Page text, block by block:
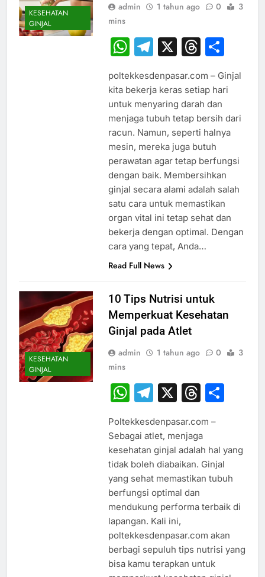
KESEHATAN
GINJAL
admin 1 tahun ago 0
3
mins
WhatsApp
Telegram
X
poltekkesdenpasar.com – Ginjal
kita bekerja keras setiap hari
untuk menyaring darah dan
menjaga tubuh tetap bersih dari
racun. Namun, seperti halnya
mesin, mereka juga butuh
perawatan agar tetap berfungsi
dengan baik. Membersihkan
ginjal secara alami adalah salah
satu cara untuk memastikan
organ vital ini tetap sehat dan
bekerja dengan optimal. Dengan
cara yang tepat, Anda…
Read Full News
KESEHATAN
GINJAL
10 Tips Nutrisi untuk
Memperkuat Kesehatan
Ginjal pada Atlet
admin 1 tahun ago 0
3
mins
WhatsApp
Telegram
X
Poltekkesdenpasar.com –
Sebagai atlet, menjaga
kesehatan ginjal adalah hal yang
tidak boleh diabaikan. Ginjal
yang sehat memastikan tubuh
berfungsi optimal dan
mendukung performa terbaik di
lapangan. Kali ini,
poltekkesdenpasar.com akan
berbagi sepuluh tips nutrisi yang
bisa kamu terapkan untuk